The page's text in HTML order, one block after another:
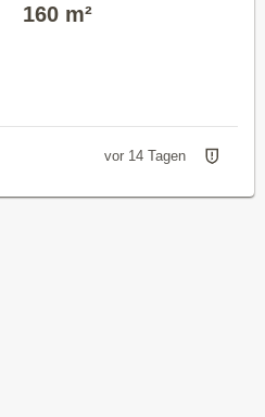
160 m²
vor 14 Tagen